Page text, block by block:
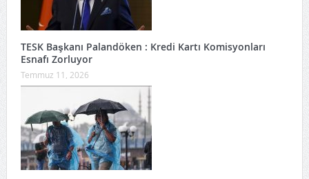
TESK Başkanı Palandöken : Kredi Kartı Komisyonları
Esnafı Zorluyor
Temmuz 11, 2026